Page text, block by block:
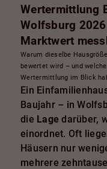
Wertermittlung
Wolfsburg
Marktwert
Warum dieselbe
bewertet wird – und
Wertermittlung im Blick
Ein
Baujahr – in
die Lage darüber,
einordnet. Oft
Häusern nur
mehrere